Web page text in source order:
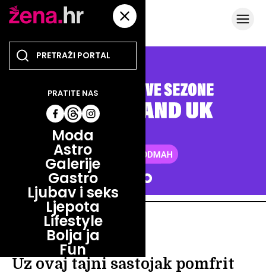
Moda
Astro
Galerije
Gastro
Ljubav i seks
Ljepota
Lifestyle
Bolja ja
Fun
PRATITE NAS
GASTRO
NAJBOLJI RECEPT
Uz ovaj tajni sastojak pomfrit